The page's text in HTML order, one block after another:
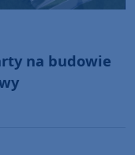
na budowie